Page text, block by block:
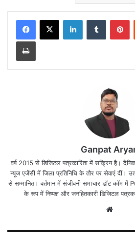
LinkedInTumblr
Print
Ganpat
वर्ष 2015 से डिजिटल पत्रकारिता में सक्रिय है।
न्यूज एजेंसी में जिला प्रतिनिधि के तौर पर सेवाएं दीं।
से सम्मानित। वर्तमान में संजीवनी समाचार डॉट
के रूप में निष्पक्ष और जनहितकारी डिजिटल